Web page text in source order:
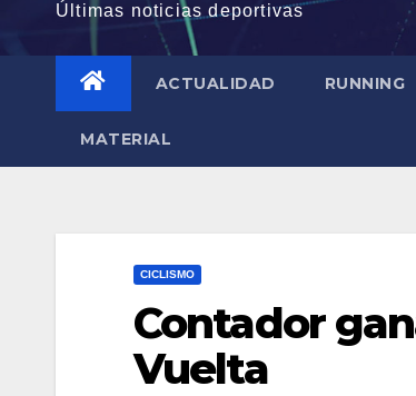
Últimas noticias deportivas
ACTUALIDAD RUNNING
MATERIAL
CICLISMO
Contador
Vuelta